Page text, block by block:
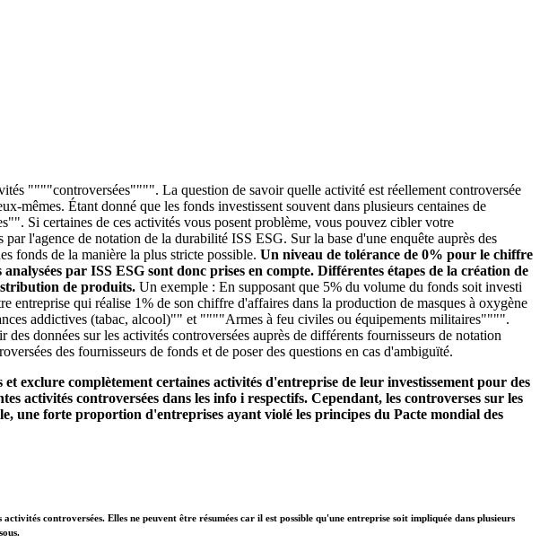
""""controversées"""". La question de savoir quelle activité est réellement controversée
mêmes. Étant donné que les fonds investissent souvent dans plusieurs centaines de
Si certaines de ces activités vous posent problème, vous pouvez cibler votre
l'agence de notation de la durabilité ISS ESG. Sur la base d'une enquête auprès des
fonds de la manière la plus stricte possible. Un niveau de tolérance de 0% pour le chiffre
par ISS ESG sont donc prises en compte. Différentes étapes de la création de
de produits. Un exemple : En supposant que 5% du volume du fonds soit investi
entreprise qui réalise 1% de son chiffre d'affaires dans la production de masques à oxygène
addictives (tabac, alcool)"" et """"Armes à feu civiles ou équipements militaires"""".
données sur les activités controversées auprès de différents fournisseurs de notation
des fournisseurs de fonds et de poser des questions en cas d'ambiguïté.
exclure complètement certaines activités d'entreprise de leur investissement pour des
activités controversées dans les info i respectifs. Cependant, les controverses sur les
une forte proportion d'entreprises ayant violé les principes du Pacte mondial des
controversées. Elles ne peuvent être résumées car il est possible qu'une entreprise soit impliquée dans plusieurs